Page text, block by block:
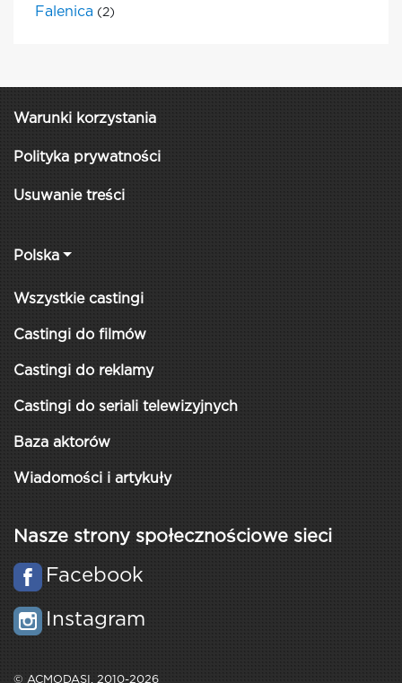
Falenica (2)
Warunki korzystania
Polityka prywatności
Usuwanie treści
Polska
Wszystkie castingi
Castingi do filmów
Castingi do reklamy
Castingi do seriali telewizyjnych
Baza aktorów
Wiadomości i artykuły
Nasze strony społecznościowe sieci
Facebook
Instagram
© ACMODASI, 2010-2026